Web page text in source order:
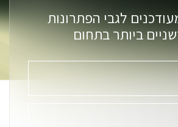
לגבי הפתרונות
ביותר בתחום